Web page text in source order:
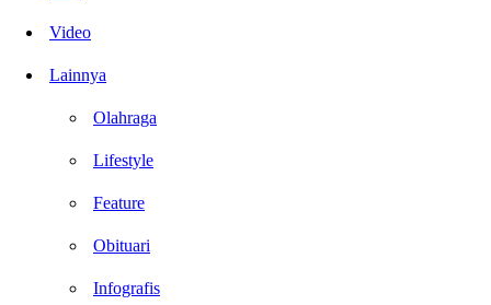
Video
Lainnya
Olahraga
Lifestyle
Feature
Obituari
Infografis